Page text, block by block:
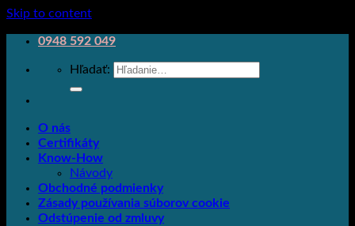
Skip to content
0948 592 049
Hľadať:
O nás
Certifikáty
Know-How
Návody
Obchodné podmienky
Zásady používania súborov cookie
Odstúpenie od zmluvy